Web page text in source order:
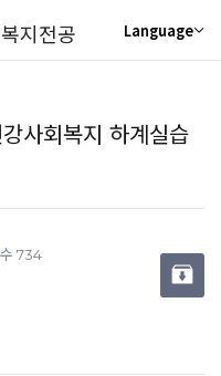
지전공 Language
사회복지 하계실습
734